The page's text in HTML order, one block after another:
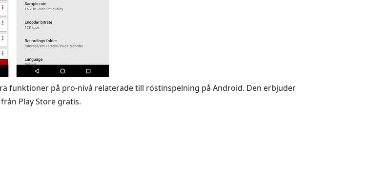
funktioner på pro-nivå relaterade till röstinspelning på Android. Den erbjuder
Play Store gratis.